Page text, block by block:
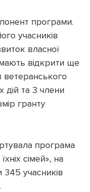
програми.
учасників
власної
відкрити ще
ветеранського
та 3 члени
гранту
програма
сімей», на
учасників